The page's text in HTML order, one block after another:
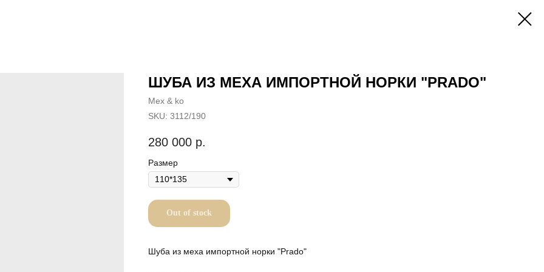
ШУБА ИЗ МЕХА ИМПОРТНОЙ НОРКИ "PRADO"
Mex & ko
SKU: 3112/190
280 000 р.
Размер
Out of stock
Шуба из меха импортной норки "Prado"